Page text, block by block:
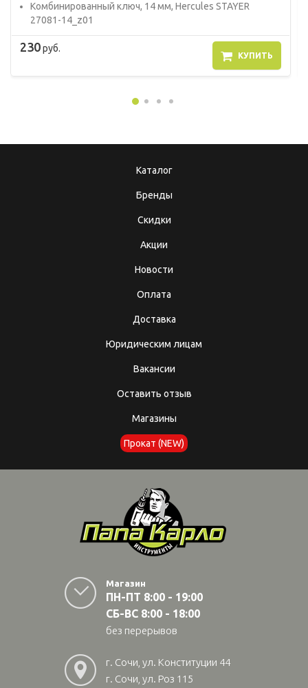
Комбинированный ключ, 14 мм, Hercules STAYER
27081-14_z01
230руб.
КУПИТЬ
Каталог
Бренды
Скидки
Акции
Новости
Оплата
Доставка
Юридическим лицам
Вакансии
Оставить отзыв
Магазины
Прокат (NEW)
Магазин
ПН-ПТ 8:00 - 19:00
СБ-ВС 8:00 - 18:00
без перерывов
г. Сочи, ул. Конституции 44
г. Сочи, ул. Роз 115